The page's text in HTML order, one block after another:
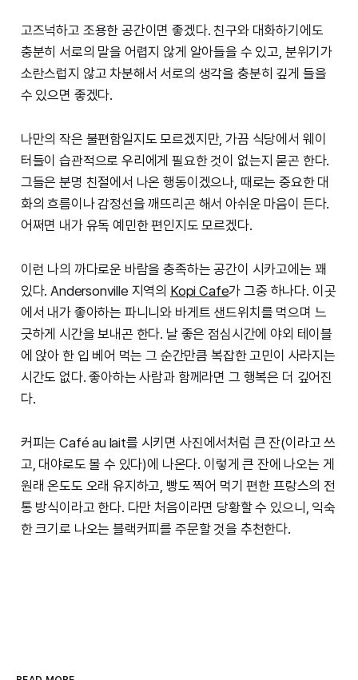
고즈넉하고 조용한 공간이면 좋겠다. 친구와 대화하기에도
충분히 서로의 말을 어렵지 않게 알아들을 수 있고, 분위기가
소란스럽지 않고 차분해서 서로의 생각을 충분히 깊게 들을
수 있으면 좋겠다.
나만의 작은 불편함일지도 모르겠지만, 가끔 식당에서 웨이
터들이 습관적으로 우리에게 필요한 것이 없는지 묻곤 한다.
그들은 분명 친절에서 나온 행동이겠으나, 때로는 중요한 대
화의 흐름이나 감정선을 깨뜨리곤 해서 아쉬운 마음이 든다.
어쩌면 내가 유독 예민한 편인지도 모르겠다.
이런 나의 까다로운 바람을 충족하는 공간이 시카고에는 꽤
있다. Andersonville 지역의 Kopi Cafe가 그중 하나다. 이곳
에서 내가 좋아하는 파니니와 바게트 샌드위치를 먹으며 느
긋하게 시간을 보내곤 한다. 날 좋은 점심시간에 야외 테이블
에 앉아 한 입 베어 먹는 그 순간만큼 복잡한 고민이 사라지는
시간도 없다. 좋아하는 사람과 함께라면 그 행복은 더 깊어진
다.
커피는 Café au lait를 시키면 사진에서처럼 큰 잔(이라고 쓰
고, 대야로도 볼 수 있다)에 나온다. 이렇게 큰 잔에 나오는 게
원래 온도도 오래 유지하고, 빵도 찍어 먹기 편한 프랑스의 전
통 방식이라고 한다. 다만 처음이라면 당황할 수 있으니, 익숙
한 크기로 나오는 블랙커피를 주문할 것을 추천한다.